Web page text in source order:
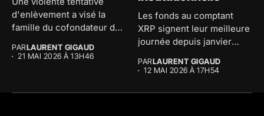
d'enlèvement a visé la
famille du cofondateur de
PARLAURENT GIGAUD
21 MAI 2026 À 13H46
Les fonds au comptant
XRP signent leur meilleure
journée depuis janvier
PARLAURENT GIGAUD
12 MAI 2026 À 17H54